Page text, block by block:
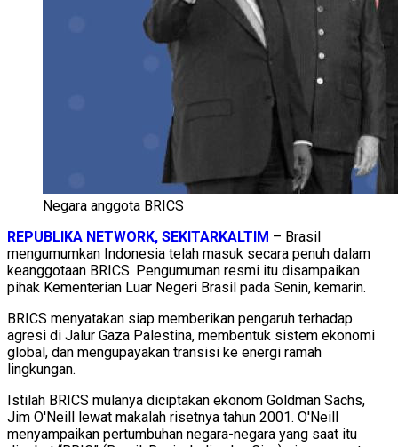
Negara anggota BRICS
REPUBLIKA NETWORK, SEKITARKALTIM – Brasil
mengumumkan Indonesia telah masuk secara penuh dalam
keanggotaan BRICS. Pengumuman resmi itu disampaikan
pihak Kementerian Luar Negeri Brasil pada Senin, kemarin.
BRICS menyatakan siap memberikan pengaruh terhadap
agresi di Jalur Gaza Palestina, membentuk sistem ekonomi
global, dan mengupayakan transisi ke energi ramah
lingkungan.
Istilah BRICS mulanya diciptakan ekonom Goldman Sachs,
Jim O'Neill lewat makalah risetnya tahun 2001. O'Neill
menyampaikan pertumbuhan negara-negara yang saat itu